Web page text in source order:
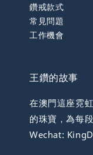
鑽戒款式
常見問題
工作機會
王鑽的故事
在澳門這座霓
的珠寶，為每
Wechat: